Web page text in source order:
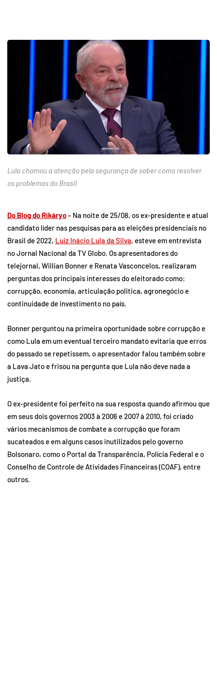
Lula chamou a atenção pela segurança de saber como resolver
os problemas do Brasil
Do Blog do Rikáryo– Na noite de 25/08, os ex-presidente e atual
candidato líder nas pesquisas para as eleições presidenciais no
Brasil de 2022, Luiz Inácio Lula da Silva, esteve em entrevista
no Jornal Nacional da TV Globo. Os apresentadores do
telejornal, Willian Bonner e Renata Vasconcelos, realizaram
perguntas dos principais interesses do eleitorado como:
corrupção, economia, articulação politica, agronegócio e
continuidade de investimento no país.
Bonner perguntou na primeira oportunidade sobre corrupção e
como Lula em um eventual terceiro mandato evitaria que erros
do passado se repetissem, o apresentador falou também sobre
a Lava Jato e frisou na pergunta que Lula não deve nada a
justiça.
O ex-presidente foi perfeito na sua resposta quando afirmou que
em seus dois governos 2003 à 2006 e 2007 à 2010, foi criado
vários mecanismos de combate a corrupção que foram
sucateados e em alguns casos inutilizados pelo governo
Bolsonaro, como o Portal da Transparência, Polícia Federal e o
Conselho de Controle de Atividades Financeiras (COAF), entre
outros.